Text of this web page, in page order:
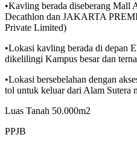
•Kavling berada diseberang
Decathlon dan JAKARTA
Private Limited)
•Lokasi kavling berada di depan
dikelilingi Kampus besar dan
•Lokasi bersebelahan dengan
tol untuk keluar dari Alam Sutera
Luas Tanah 50.000m2
PPJB